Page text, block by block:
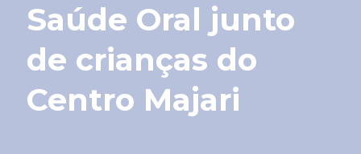
Saúde Oral junto
de crianças do
Centro Majari